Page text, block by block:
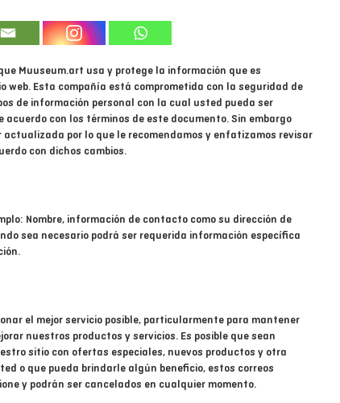
Muuseum.art usa y protege la información que es
Esta compañía está comprometida con la seguridad de
de información personal con la cual usted pueda ser
con los términos de este documento. Sin embargo
por lo que le recomendamos y enfatizamos revisar
con dichos cambios.
Nombre, información de contacto como su dirección de
sea necesario podrá ser requerida información específica
el mejor servicio posible, particularmente para mantener
nuestros productos y servicios. Es posible que sean
sitio con ofertas especiales, nuevos productos y otra
o que pueda brindarle algún beneficio, estos correos
y podrán ser cancelados en cualquier momento.